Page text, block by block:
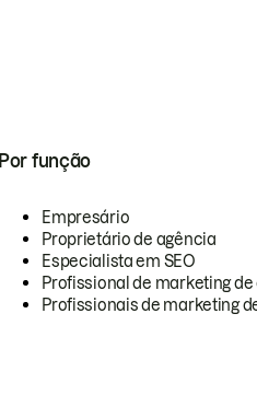
Por função
Empresário
Proprietário de agência
Especialista em SEO
Profissional de marketing
Profissionais de marketing